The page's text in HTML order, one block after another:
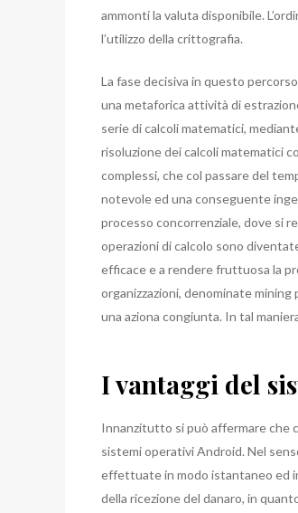
ammonti la valuta disponibile.
l’utilizzo della crittografia.
La fase decisiva in questo
una metaforica attività di
serie di calcoli matematici,
risoluzione dei calcoli matematici
complessi, che col passare del
notevole ed una conseguente
processo concorrenziale, dove si
operazioni di calcolo sono
efficace e a rendere fruttuosa la
organizzazioni, denominate
una aziona congiunta. In tal
I vantaggi del
Innanzitutto si può affermare che
sistemi operativi Android. Nel
effettuate in modo istantaneo ed
della ricezione del danaro, in